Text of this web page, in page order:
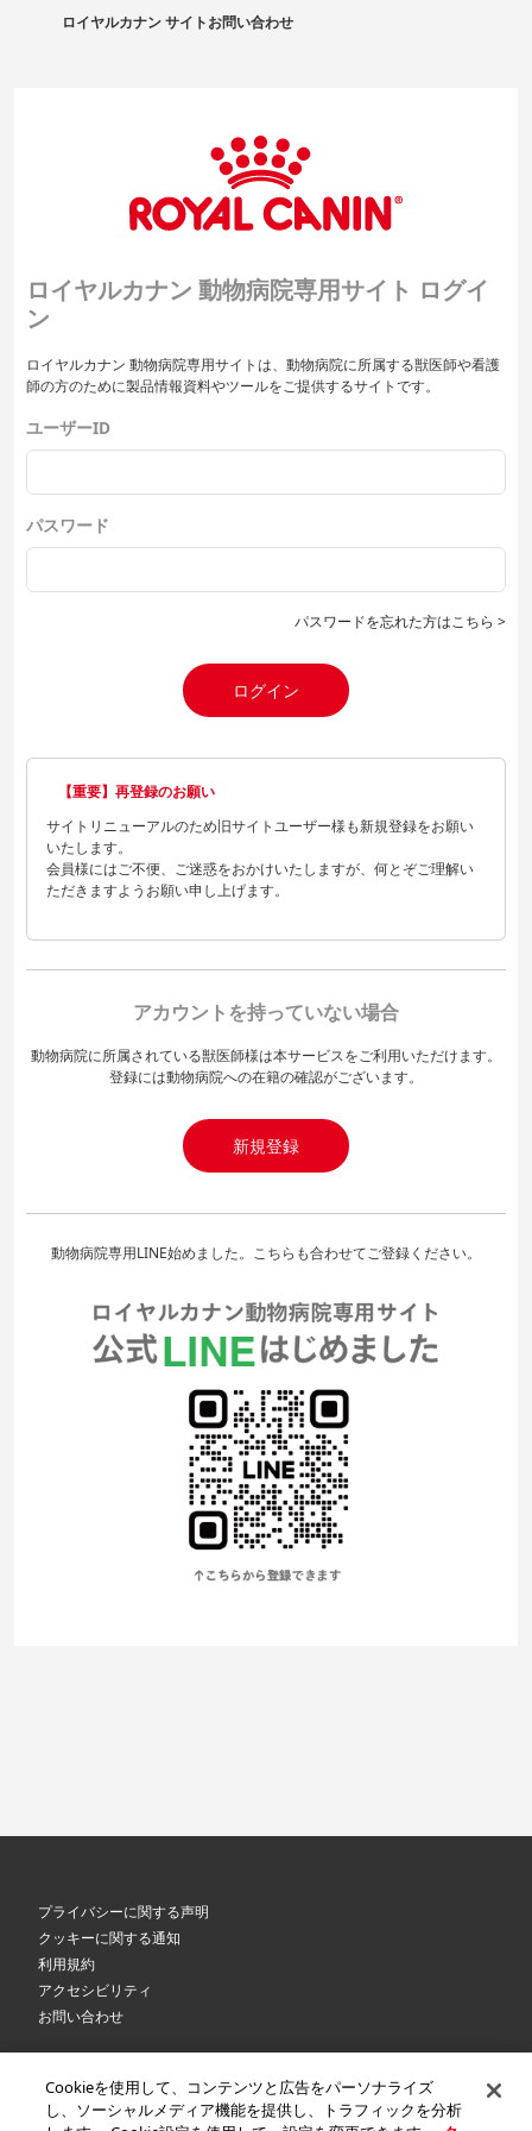
ロイヤルカナン サイトお問い合わせ
ロイヤルカナン 動物病院専用サイト ログイ
ン
ロイヤルカナン 動物病院専用サイトは、動物病院に所属する獣医師や看護
師の方のために製品情報資料やツールをご提供するサイトです。
ユーザーID
パスワード
パスワードを忘れた方はこちら >
ログイン
【重要】再登録のお願い
サイトリニューアルのため旧サイトユーザー様も新規登録をお願い
いたします。
会員様にはご不便、ご迷惑をおかけいたしますが、何とぞご理解い
ただきますようお願い申し上げます。
アカウントを持っていない場合
動物病院に所属されている獣医師様は本サービスをご利用いただけます。
登録には動物病院への在籍の確認がございます。
新規登録
動物病院専用LINE始めました。こちらも合わせてご登録ください。
プライバシーに関する声明
クッキーに関する通知
利用規約
アクセシビリティ
お問い合わせ
2026 Royal Canin SAS. All rights reserved. An Affiliate of Mars, Incorporated.
Cookieを使用して、コンテンツと広告をパーソナライズ
し、ソーシャルメディア機能を提供し、トラフィックを分析